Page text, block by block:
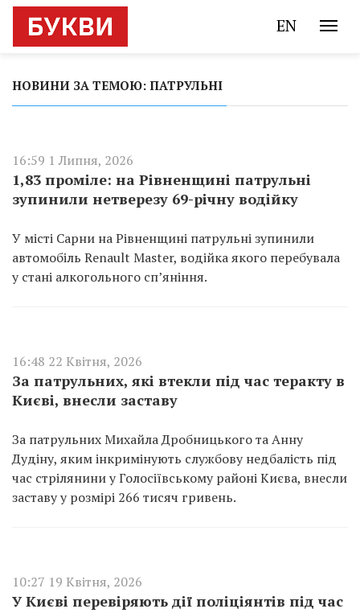
EN
НОВИНИ ЗА ТЕМОЮ: ПАТРУЛЬНІ
16:59 1 Липня, 2026
1,83 проміле: на Рівненщині патрульні
зупинили нетверезу 69-річну водійку
У місті Сарни на Рівненщині патрульні зупинили
автомобіль Renault Master, водійка якого перебувала
у стані алкогольного сп’яніння.
16:48 22 Квітня, 2026
За патрульних, які втекли під час теракту в
Києві, внесли заставу
За патрульних Михайла Дробницького та Анну
Дудіну, яким інкримінують службову недбалість під
час стрілянини у Голосіївському районі Києва, внесли
заставу у розмірі 266 тисяч гривень.
10:27 19 Квітня, 2026
У Києві перевіряють дії поліціянтів під час